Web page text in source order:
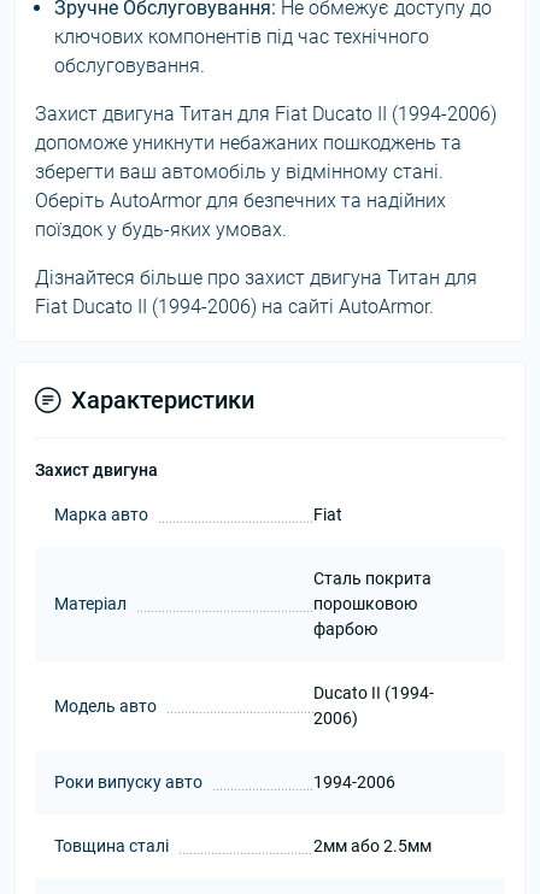
Зручне Обслуговування: Не обмежує доступу до
ключових компонентів під час технічного
обслуговування.
Захист двигуна Титан для Fiat Ducato II (1994-2006)
допоможе уникнути небажаних пошкоджень та
зберегти ваш автомобіль у відмінному стані.
Оберіть AutoArmor для безпечних та надійних
поїздок у будь-яких умовах.
Дізнайтеся більше про захист двигуна Титан для
Fiat Ducato II (1994-2006) на сайті AutoArmor.
Характеристики
Захист двигуна
Марка авто Fiat
Матеріал
Сталь покрита
порошковою
фарбою
Модель авто
Ducato II (1994-
2006)
Роки випуску авто 1994-2006
Товщина сталі 2мм або 2.5мм